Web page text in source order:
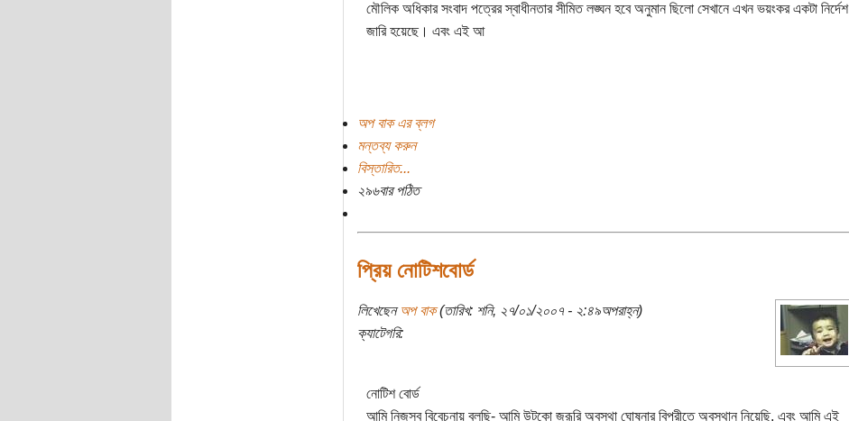
মৌলিক অধিকার সংবাদ পত্রের স্বাধীনতার সীমিত লঙ্ঘন হবে অনুমান ছিলো সেখানে এখন ভয়ংকর একটা নির্দেশ
জারি হয়েছে। এবং এই আ
অপ বাক এর ব্লগ
মন্তব্য করুন
বিস্তারিত...
২৯৬বার পঠিত
প্রিয় নোটিশবোর্ড
লিখেছেনঅপ বাক(তারিখ: শনি, ২৭/০১/২০০৭ - ২:৪৯অপরাহ্ন)
ক্যাটেগরি:
নোটিশ বোর্ড
আমি নিজস্ব বিবেচনায় বলছি- আমি উটকো জরূরি অবস্থা ঘোষনার বিপরীতে অবস্থান নিয়েছি, এবং আমি এই